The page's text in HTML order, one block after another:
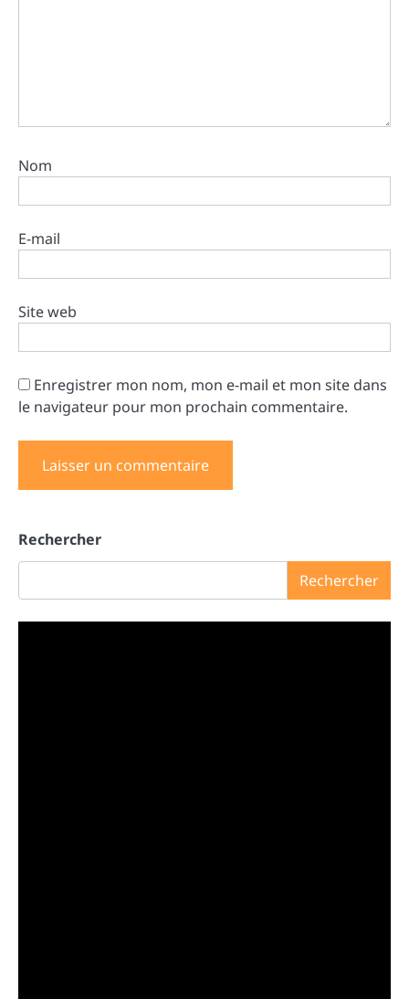
Nom
E-mail
Site web
Enregistrer mon nom, mon e-mail et mon site dans
le navigateur pour mon prochain commentaire.
Rechercher
Rechercher